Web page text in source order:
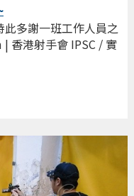
多謝一班工作人員之
香港射手會 IPSC / 實